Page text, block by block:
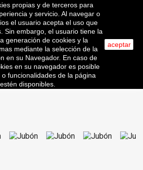
propias y de terceros para
y servicio. Al navegar o
el usuario acepta el uso que
Sin embargo, el usuario tiene la
generación de cookies y la
mediante la selección de la
en su Navegador. En caso de
en su navegador es posible
funcionalidades de la página
disponibles.
aceptar